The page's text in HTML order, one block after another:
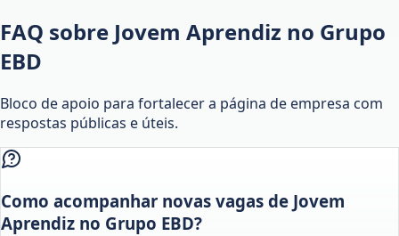
FAQ sobre Jovem Aprendiz no Grupo
EBD
Bloco de apoio para fortalecer a página de empresa com
respostas públicas e úteis.
Como acompanhar novas vagas de Jovem
Aprendiz no Grupo EBD?